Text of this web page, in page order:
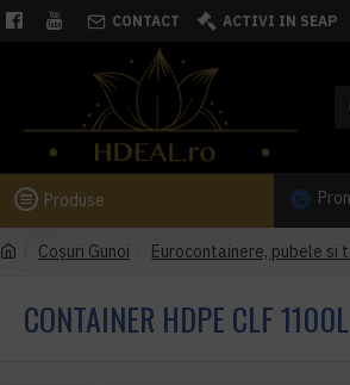
CONTACT ACTIVI IN SEAP
Produse
Coşuri Gunoi Eurocontainere, pubele si
CONTAINER HDPE CLF